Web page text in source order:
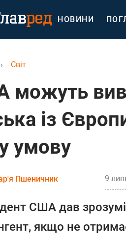
НОВИНИ
› Світ
можуть
із
умову
Пшеничник 9
США дав
якщо не